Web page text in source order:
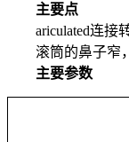
主要点
ariculated连接转
滚筒的鼻子窄，
主要参数